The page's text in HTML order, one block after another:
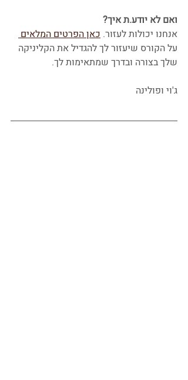
ואם לא יודע.ת איך?
אנחנו יכולות לעזור. כאן הפרטים המלאים
על הקורס שיעזור לך להגדיל את הקליניקה
שלך בצורה ובדרך שמתאימות לך.
ג'וי ופולינה